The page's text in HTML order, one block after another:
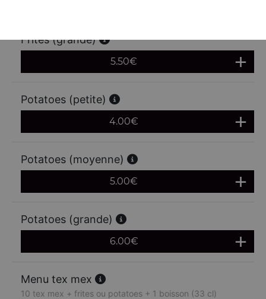
Frites (grande)
5.50€
Potatoes (petite)
4.00€
Potatoes (moyenne)
5.00€
Potatoes (grande)
6.00€
Menu tex mex
10 tex mex + frites ou potatoes + 1 boisson (33 cl)